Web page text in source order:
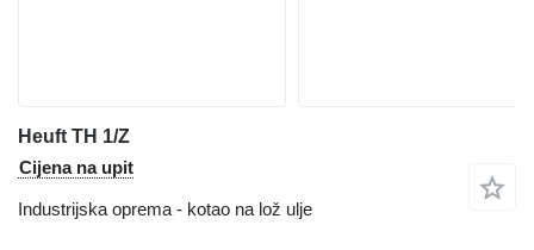
Heuft TH 1/Z
Cijena na upit
Industrijska oprema - kotao na lož ulje